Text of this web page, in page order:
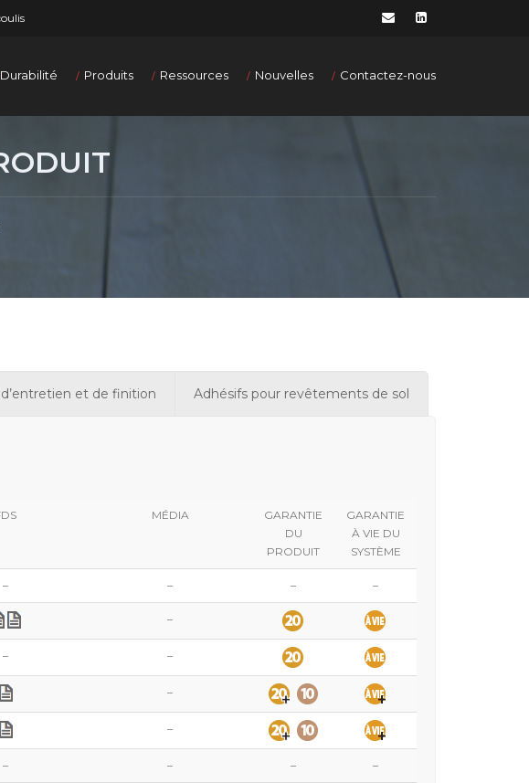
Durabilité Produits Ressources Nouvelles Contactez-nous
et de finition Adhésifs pour revêtements de sol
MÉDIA
GARANTIE
DU
PRODUIT
GARANTIE
À VIE DU
SYSTÈME
– – – –
–
– –
–
–
– – – –